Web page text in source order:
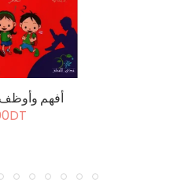
أفهم وأوظف